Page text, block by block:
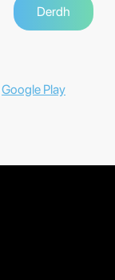
Google Play